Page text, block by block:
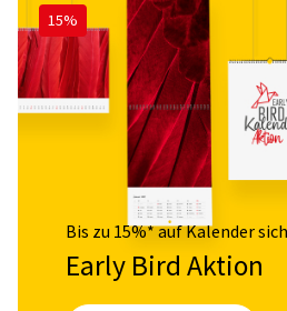
15%
Bis zu 15%* auf Kalender
Early Bird Aktion